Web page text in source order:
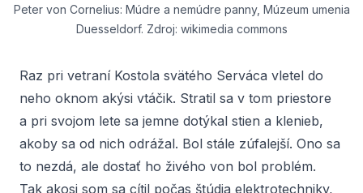
Peter von Cornelius: Múdre a nemúdre panny, Múzeum umenia
Duesseldorf. Zdroj: wikimedia commons
Raz pri vetraní Kostola svätého Serváca vletel do
neho oknom akýsi vtáčik. Stratil sa v tom priestore
a pri svojom lete sa jemne dotýkal stien a klenieb,
akoby sa od nich odrážal. Bol stále zúfalejší. Ono sa
to nezdá, ale dostať ho živého von bol problém.
Tak akosi som sa cítil počas štúdia elektrotechniky,